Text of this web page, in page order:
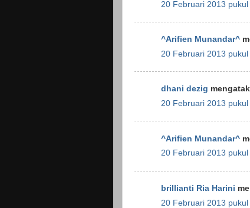
20 Februari 2013 pukul
^Arifien Munandar^
20 Februari 2013 pukul
dhani dezig
20 Februari 2013 pukul
^Arifien Munandar^
20 Februari 2013 pukul
brillianti Ria Harini
20 Februari 2013 pukul